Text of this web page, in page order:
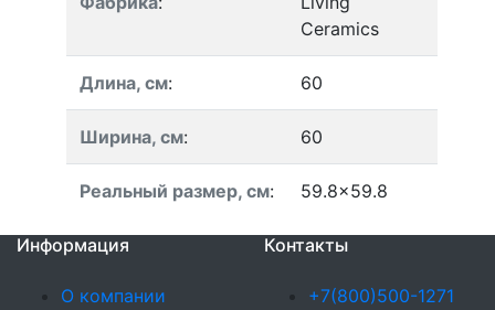
Ceramics
Длина, см: 60
Ширина, см: 60
Реальный размер, см: 59.8x59.8
Информация
О компании
Контакты
+7(800)500-1271